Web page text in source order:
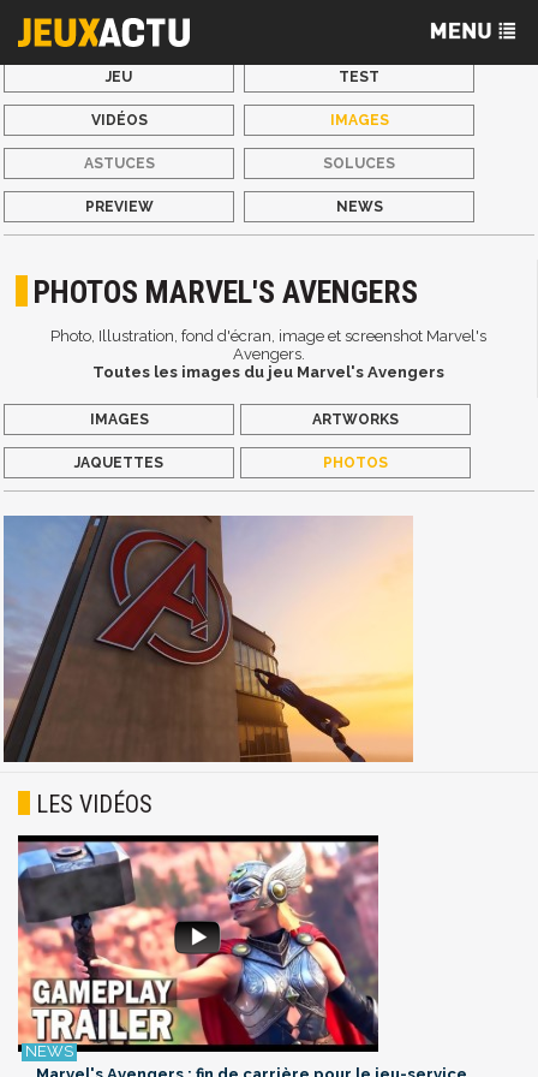
JEU TEST
VIDÉOS IMAGES
ASTUCES SOLUCES
PREVIEW NEWS
PHOTOS MARVEL'S AVENGERS
Photo, Illustration, fond d'écran, image et screenshot Marvel's
Avengers.
Toutes les images du jeu Marvel's Avengers
IMAGES ARTWORKS
JAQUETTES PHOTOS
LES VIDÉOS